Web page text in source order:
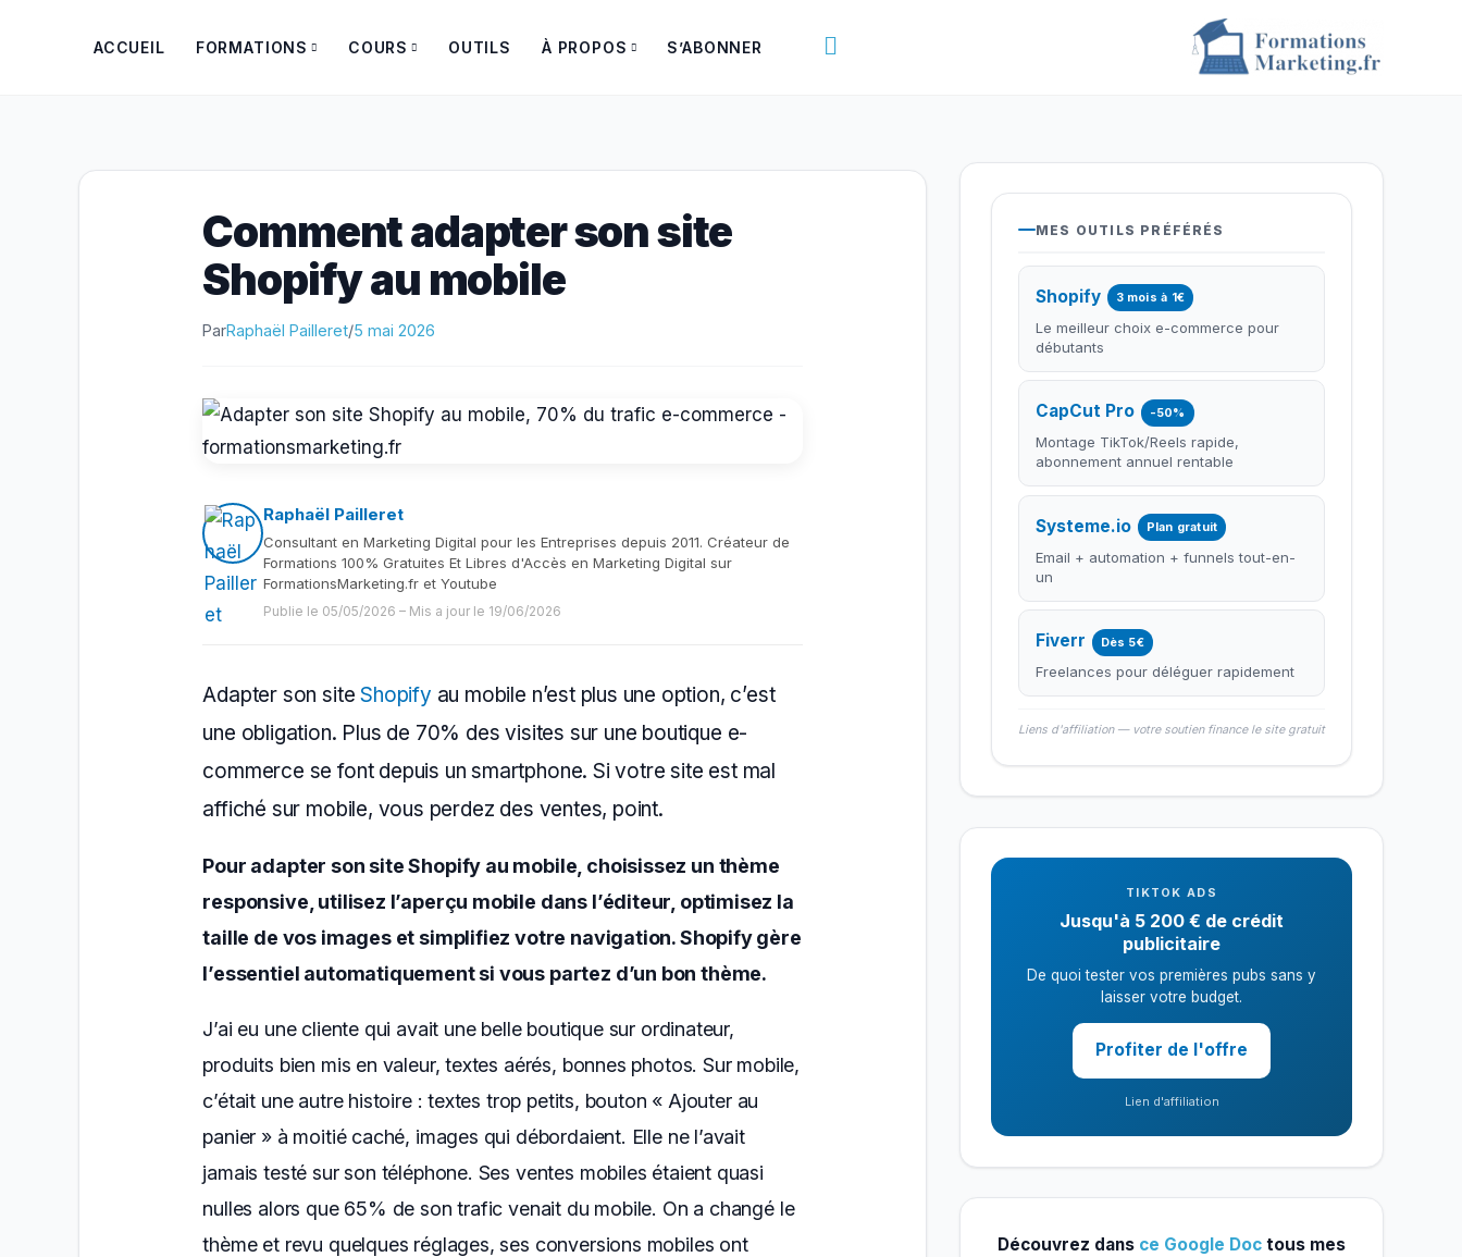
ACCUEIL FORMATIONS COURS OUTILS À PROPOS S’ABONNER Rechercher
Comment adapter son site
Shopify au mobile
ParRaphaël Pailleret/5 mai 2026
Raphaël Pailleret
Consultant en Marketing Digital pour les Entreprises depuis 2011. Créateur de
Formations 100% Gratuites Et Libres d'Accès en Marketing Digital sur
FormationsMarketing.fr et Youtube
Publie le 05/05/2026 – Mis a jour le 19/06/2026
Adapter son siteShopify au mobile n’est plus une option, c’est
une obligation. Plus de 70% des visites sur une boutique e-
commerce se font depuis un smartphone. Si votre site est mal
affiché sur mobile, vous perdez des ventes, point.
Pour adapter son site Shopify au mobile, choisissez un thème
responsive, utilisez l’aperçu mobile dans l’éditeur, optimisez la
taille de vos images et simplifiez votre navigation. Shopify gère
l’essentiel automatiquement si vous partez d’un bon thème.
J’ai eu une cliente qui avait une belle boutique sur ordinateur,
produits bien mis en valeur, textes aérés, bonnes photos. Sur mobile,
c’était une autre histoire : textes trop petits, bouton « Ajouter au
panier » à moitié caché, images qui débordaient. Elle ne l’avait
jamais testé sur son téléphone. Ses ventes mobiles étaient quasi
nulles alors que 65% de son trafic venait du mobile. On a changé le
thème et revu quelques réglages, ses conversions mobiles ont
MES OUTILS PRÉFÉRÉS
Shopify 3 mois à 1€
Le meilleur choix e-commerce pour
débutants
CapCut Pro -50%
Montage TikTok/Reels rapide,
abonnement annuel rentable
Systeme.io Plan gratuit
Email + automation + funnels tout-en-
un
Fiverr Dès 5€
Freelances pour déléguer rapidement
Liens d'affiliation — votre soutien finance le site gratuit
TIKTOK ADS
Jusqu'à 5 200 € de crédit
publicitaire
De quoi tester vos premières pubs sans y
laisser votre budget.
Profiter de l'offre
Lien d'affiliation
Découvrez dans ce Google Doc tous mes